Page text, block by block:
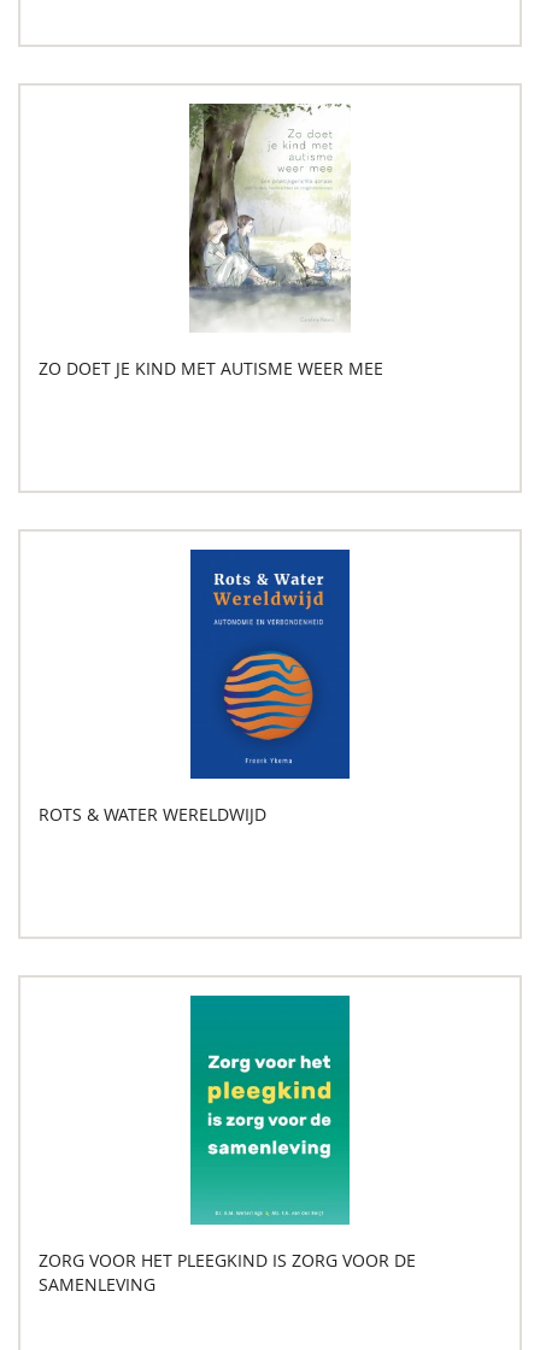
ZO DOET JE KIND MET AUTISME WEER MEE
ROTS & WATER WERELDWIJD
ZORG VOOR HET PLEEGKIND IS ZORG VOOR DE
SAMENLEVING